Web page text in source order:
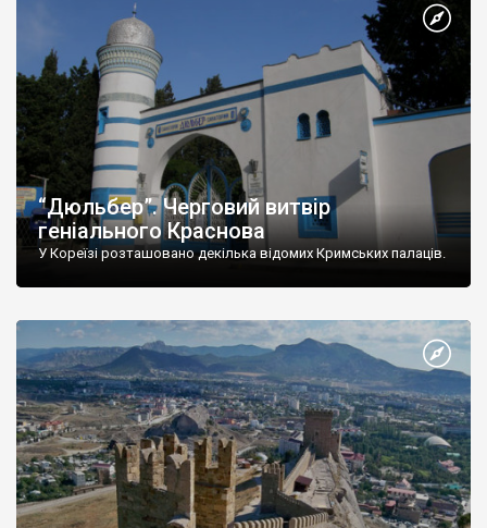
“Дюльбер”. Черговий витвір
геніального Краснова
У Кореїзі розташовано декілька відомих Кримських палаців.